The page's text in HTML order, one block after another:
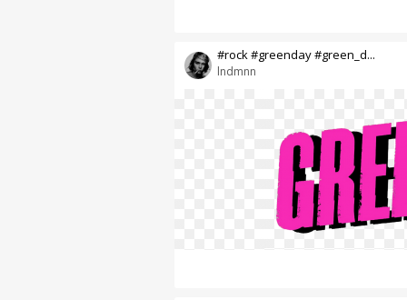
lndmnn
#rock #greenday #green_d...